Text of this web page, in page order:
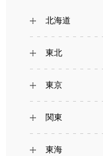
北海道
東北
東京
関東
東海